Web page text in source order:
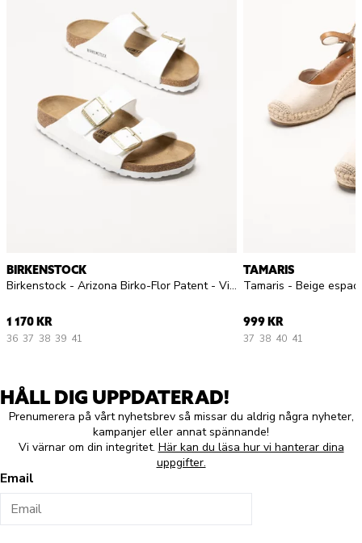
BIRKENSTOCK
Birkenstock - Arizona Birko-Flor Patent - Vita slip in sandaler i lack
1 170 KR
36 37 38 39 41
TAMARIS
Tamaris - Beige
999 KR
37 38 40 41
HÅLL DIG UPPDATERAD!
Prenumerera på vårt nyhetsbrev så missar du aldrig några nyheter,
kampanjer eller annat spännande!
Vi värnar om din integritet. Här kan du läsa hur vi hanterar dina
uppgifter.
Email